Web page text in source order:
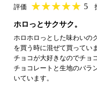
評価 ★★★★★
★★★★★ 5
ホロっとサクサク。
ホロホロっとした味わいの
を買う時に混ぜて買ってい
チョコが大好きなのでチョ
チョコレートと生地のバラ
いています。